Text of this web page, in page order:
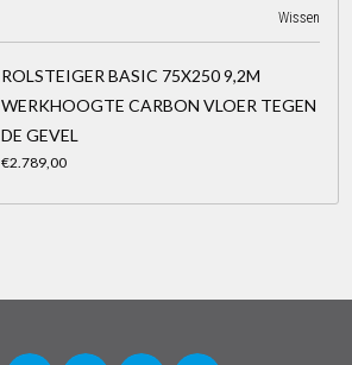
Wissen
ROLSTEIGER BASIC 75X250 9,2M
WERKHOOGTE CARBON VLOER TEGEN
DE GEVEL
€2.789,00